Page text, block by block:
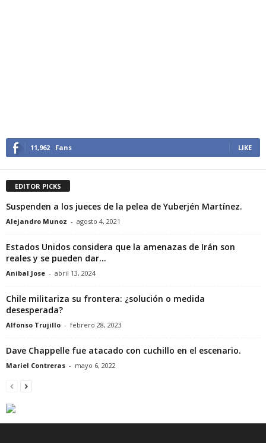
11,962 Fans LIKE
EDITOR PICKS
Suspenden a los jueces de la pelea de Yuberjén Martínez.
Alejandro Munoz - agosto 4, 2021
Estados Unidos considera que la amenazas de Irán son
reales y se pueden dar...
Anibal Jose - abril 13, 2024
Chile militariza su frontera: ¿solución o medida
desesperada?
Alfonso Trujillo - febrero 28, 2023
Dave Chappelle fue atacado con cuchillo en el escenario.
Mariel Contreras - mayo 6, 2022